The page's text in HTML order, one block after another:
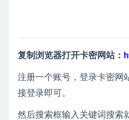
复制浏览器打开卡密网站：
注册一个账号，登录卡密网
接登录即可。
然后搜索框输入关键词搜索